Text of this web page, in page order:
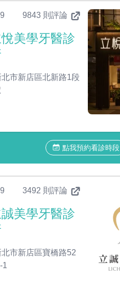
9843 則評論
美學牙醫診
北市新店區北新路1段
點我預約看診時段
3492 則評論
美學牙醫診
北市新店區寶橋路52
1